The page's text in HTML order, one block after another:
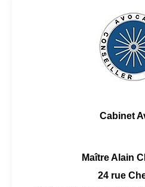
Cabinet
Maître Alain
24 rue